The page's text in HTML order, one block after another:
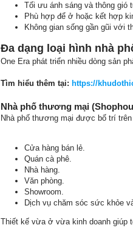
Tối ưu ánh sáng và thông gió
Phù hợp để ở hoặc kết hợp
Không gian sống gần gũi với
Đa dạng loại hình nhà
One Era phát triển nhiều dòng sản
Tìm hiểu thêm tại: https://
Nhà phố thương mại
Nhà phố thương mại được bố trí
Cửa hàng bán lẻ.
Quán cà phê.
Nhà hàng.
Văn phòng.
Showroom.
Dịch vụ chăm sóc sức khỏe
Thiết kế vừa ở vừa kinh doanh giúp